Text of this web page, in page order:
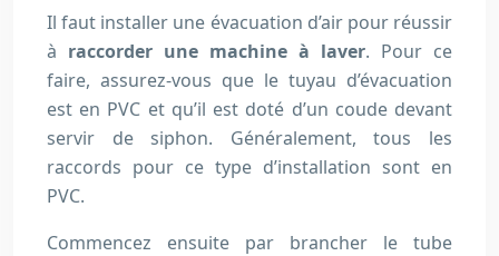
Il faut installer une évacuation d’air pour réussir
à raccorder une machine à laver. Pour ce
faire, assurez-vous que le tuyau d’évacuation
est en PVC et qu’il est doté d’un coude devant
servir de siphon. Généralement, tous les
raccords pour ce type d’installation sont en
PVC.
Commencez ensuite par brancher le tube